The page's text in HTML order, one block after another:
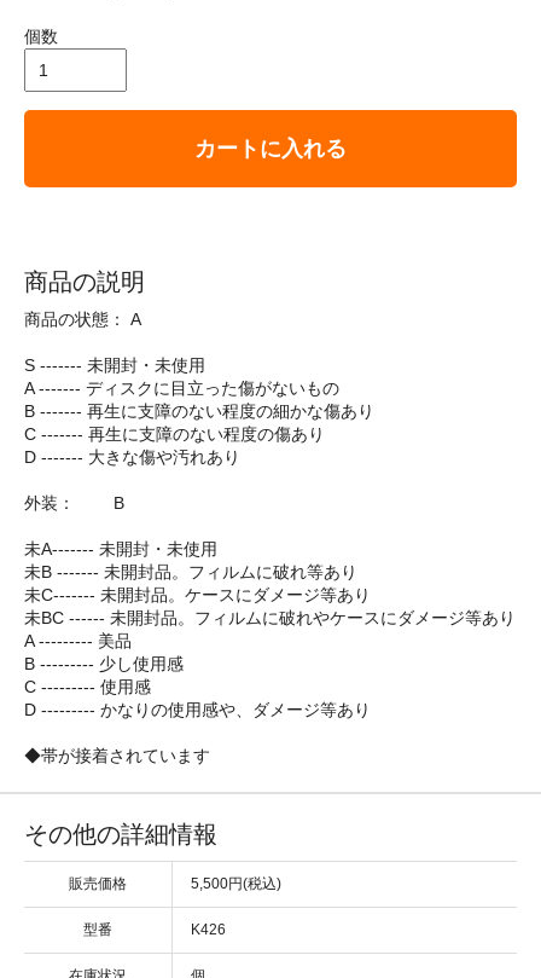
個数
カートに入れる
商品の説明
商品の状態： A
S ------- 未開封・未使用
A ------- ディスクに目立った傷がないもの
B ------- 再生に支障のない程度の細かな傷あり
C ------- 再生に支障のない程度の傷あり
D ------- 大きな傷や汚れあり
外装： B
未A------- 未開封・未使用
未B ------- 未開封品。フィルムに破れ等あり
未C------- 未開封品。ケースにダメージ等あり
未BC ------ 未開封品。フィルムに破れやケースにダメージ等あり
A --------- 美品
B --------- 少し使用感
C --------- 使用感
D --------- かなりの使用感や、ダメージ等あり
◆帯が接着されています
その他の詳細情報
販売価格 5,500円(税込)
型番 K426